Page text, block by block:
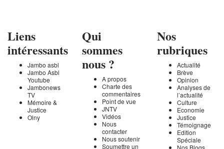
Liens
intéressants
Jambo asbl
Jambo Asbl
Youtube
Jambonews
TV
Mémoire &
Justice
Olny
Qui
sommes
nous ?
A propos
Charte des
commentaires
Point de vue
JNTV
Vidéos
Nous
contacter
Nous soutenir
Soumettre un
Nos
rubriques
Actualité
Brève
Opinion
Analyses de
l’actualité
Culture
Economie
Justice
Témoignage
Edition
Spéciale
Nos Blogs